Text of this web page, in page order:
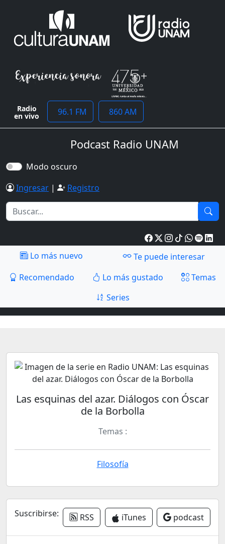
Radio
en vivo 96.1 FM 860 AM
Podcast Radio UNAM
Modo oscuro
Ingresar | Registro
Lo más nuevo
Te puede interesar
Recomendado
Lo más gustado
Temas
Series
Las esquinas del azar. Diálogos con Óscar
de la Borbolla
Temas :
Filosofía
Suscribirse: RSS iTunes podcast